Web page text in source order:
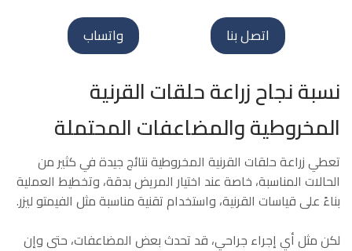
اتصل بنا واتساب
نسبة نجاح زراعة حلقات القرنية
المخروطية والمضاعفات المحتملة
تعطي زراعة حلقات القرنية المخروطية نتائج جيدة في كثير من
الحالات المناسبة، خاصة عند اختيار المريض بدقة، وتخطيط العملية
بناءً على قياسات القرنية، واستخدام تقنية مناسبة مثل الفيمتو ليزر.
لكن مثل أي إجراء جراحي، قد تحدث بعض المضاعفات، حتى وإن